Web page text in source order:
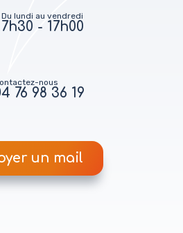
Du lundi au vendredi
7h30 - 17h00
nous
76 98 36 19
un mail